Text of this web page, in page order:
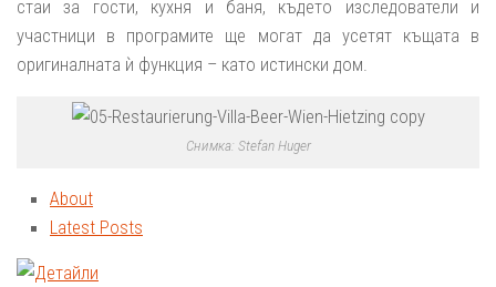
стаи за гости, кухня и баня, където изследователи и
участници в програмите ще могат да усетят къщата в
оригиналната ѝ функция – като истински дом.
Снимка: Stefan Huger
About
Latest Posts